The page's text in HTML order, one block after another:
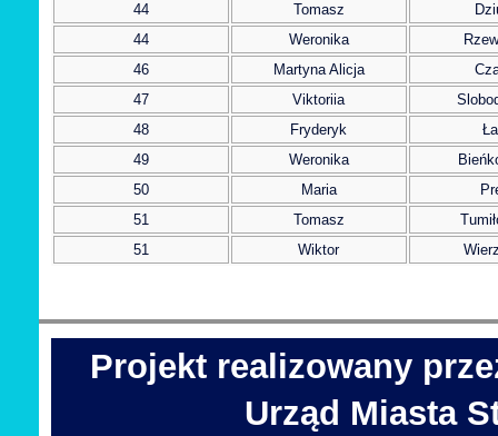
44
Tomasz
44
Weronika
46
Martyna Alicja
47
Viktoriia
48
Fryderyk
49
Weronika
50
Maria
51
Tomasz
51
Wiktor
Projekt realizowany
Urząd Miasta